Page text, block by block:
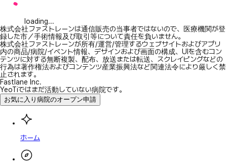
loading...
株式会社ファストレーンは通信販売の当事者ではないので、医療機関が登
録した市／手術情報及び取引等について責任を負いません。
株式会社ファストレーンが所有/運営/管理するウェブサイトおよびアプリ
内の商品/病院/イベント情報、デザインおよび画面の構成、UIを含むコン
テンツに対する無断複製、配布、放送または転送、スクレイピングなどの
行為は著作権法およびコンテンツ産業振興法など関連法令により厳しく禁
止されます。
Fastlane Inc.
YeoTiではまだ活動していない病院です。
お気に入り病院のオープン申請
ホーム